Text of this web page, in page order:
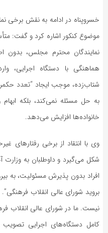
خسروپناه در ادامه به نقش برخی
موضوع کنکور اشاره کرد و گفت:
نمایندگان محترم مجلس، بدون
هماهنگی با دستگاه اجرایی،
شتاب‌زده، موجب ایجاد “تعدد
به حل مسئله نمی‌کند، بلکه
خانواده‌ها افزایش می‌دهد.
وی با انتقاد از برخی رفتارهای
شکل می‌گیرد و داوطلبان به
افراد بدون پذیرش مسئولیت، به
بروید شورای عالی انقلاب فرهنگی”.
نیست. ما در شورای عالی انقلاب
کامل دستگاه‌های اجرایی